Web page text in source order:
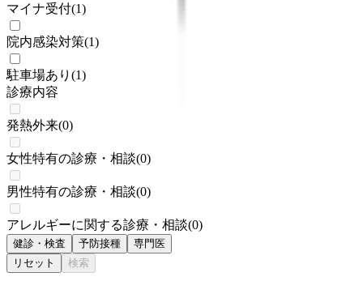
マイナ受付(1)
院内感染対策(1)
駐車場あり (1)
診療内容
発熱外来(0)
女性特有の診療・相談(0)
男性特有の診療・相談(0)
アレルギーに関する診療・相談(0)
健診・検査 予防接種
専門医
リセット
検索